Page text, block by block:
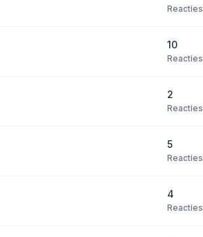
Reacties
10
Reacties
2
Reacties
5
Reacties
4
Reacties